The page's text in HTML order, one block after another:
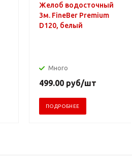
Желоб водосточный
3м. FineBer Premium
D120, белый
Много
499.00 руб/шт
ПОДРОБНЕЕ